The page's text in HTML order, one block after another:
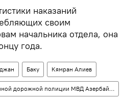
наказаний
своим
начальника отдела, она
года.
Баку Кямран Алиев
Главное управление государственной дорожной полиции МВД Азербайджана